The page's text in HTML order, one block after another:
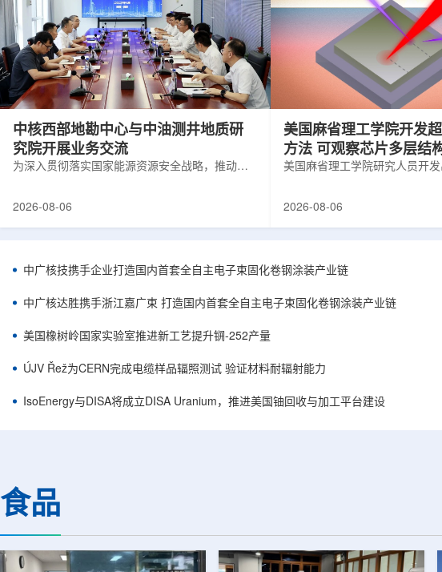
中核西部地勘中心与中油测井地质研
究院开展业务交流
为深入贯彻落实国家能源资源安全战略，推动油
地质研究院，开展专项技术交流研讨。会上，中
内油气测井成套装备、井下探测、岩石物理实
验、智能测井解释、深井探测及多源地质数据解
析等成熟技术体系，并结合实战案例分享了含油
气盆地铀矿勘查经验。王乐力介绍了西部中...
2026-08-06
美国麻省理工学院开发
方法 可观察芯片多层结
美国麻省理工学院研究人员开
寸不断缩小、功率密度持续提
在面对真实电子器件的多层结构
如常用的时域热反射法难以区分
热传输情况，红外成像等方法也
上捕捉快速变化。为解决这一问
2026-08-06
中广核技携手企业打造国内首套全自主电子束固化卷钢涂装产业链
中广核达胜携手浙江嘉广束 打造国内首套全自主电子束固化卷钢涂装产业链
美国橡树岭国家实验室推进新工艺提升锎-252产量
ÚJV Řež为CERN完成电缆样品辐照测试 验证材料耐辐射能力
IsoEnergy与DISA将成立DISA Uranium，推进美国铀回收与加工平台建设
食品